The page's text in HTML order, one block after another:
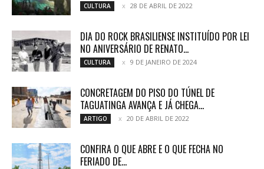
CULTURA 28 DE ABRIL DE 2022
DIA DO ROCK BRASILIENSE INSTITUÍDO POR LEI
NO ANIVERSÁRIO DE RENATO...
CULTURA 9 DE JANEIRO DE 2024
CONCRETAGEM DO PISO DO TÚNEL DE
TAGUATINGA AVANÇA E JÁ CHEGA...
ARTIGO 20 DE ABRIL DE 2022
CONFIRA O QUE ABRE E O QUE FECHA NO
FERIADO DE...